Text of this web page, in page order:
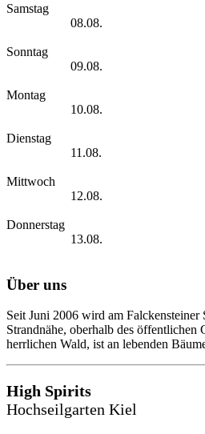
Samstag
08.08.
Sonntag
09.08.
Montag
10.08.
Dienstag
11.08.
Mittwoch
12.08.
Donnerstag
13.08.
Über uns
Seit Juni 2006 wird am
Strandnähe, oberhalb des
herrlichen Wald, ist an lebenden
High Spirits
Hochseilgarten Kiel